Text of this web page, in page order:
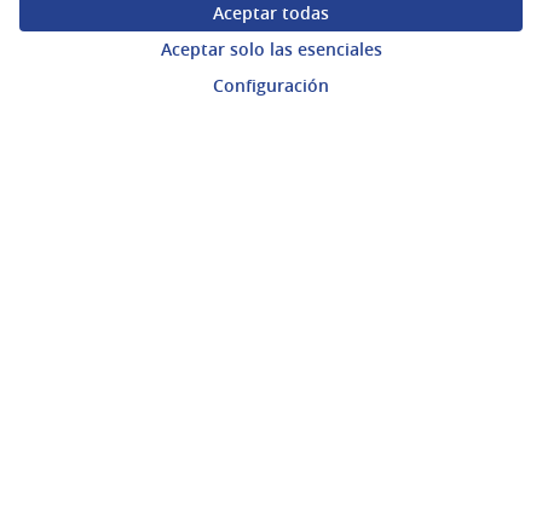
Aceptar todas
Aceptar solo las esenciales
Configuración
Ayuda